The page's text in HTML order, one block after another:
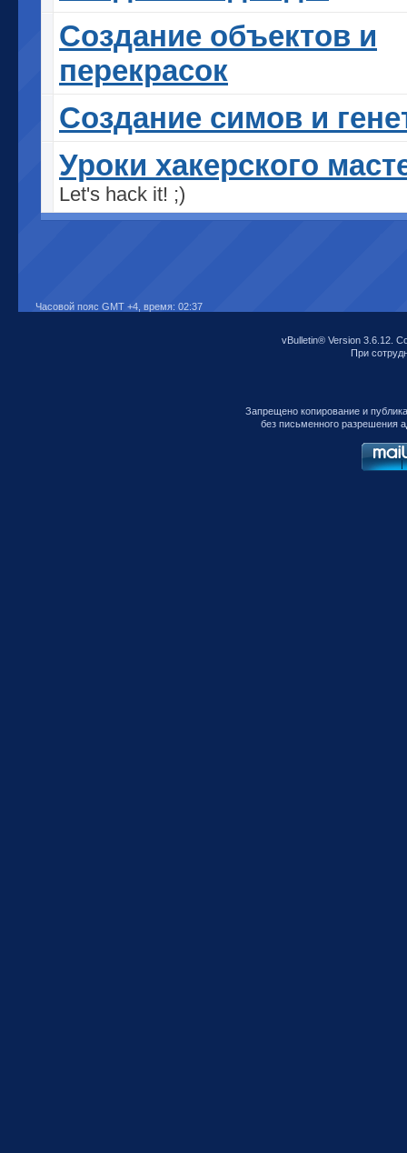
Создание объектов и
перекрасок
Cоздание симов и
Уроки хакерского
Let's hack it! ;)
Часовой пояс GMT +4, время: 02:37
vBulletin® Version 3.6.12.
При
Запрещено копирование и
без письменного разрешения